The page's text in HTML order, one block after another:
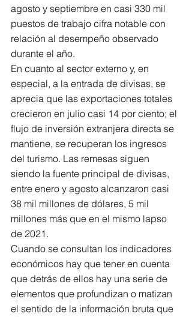
agosto y septiembre en casi 330 mil
puestos de trabajo cifra notable con
relación al desempeño observado
durante el año.
En cuanto al sector externo y, en
especial, a la entrada de divisas, se
aprecia que las exportaciones totales
crecieron en julio casi 14 por ciento; el
flujo de inversión extranjera directa se
mantiene, se recuperan los ingresos
del turismo. Las remesas siguen
siendo la fuente principal de divisas,
entre enero y agosto alcanzaron casi
38 mil millones de dólares, 5 mil
millones más que en el mismo lapso
de 2021.
Cuando se consultan los indicadores
económicos hay que tener en cuenta
que detrás de ellos hay una serie de
elementos que profundizan o matizan
el sentido de la información bruta que